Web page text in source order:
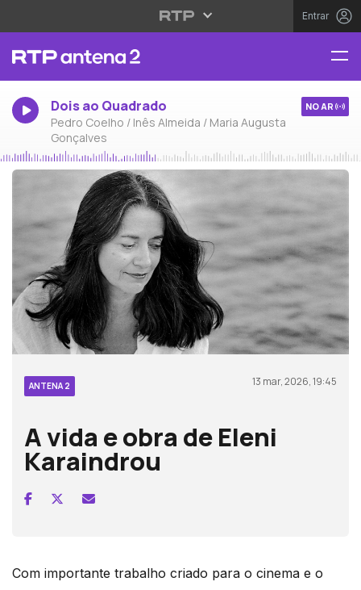
Entrar
Dois ao Quadrado
Pedro Coelho / Inês Almeida / Maria Augusta
Gonçalves
NO AR
ANTENA 2 13 mar, 2026, 19:45
A vida e obra de Eleni
Karaindrou
Com importante trabalho criado para o cinema e o